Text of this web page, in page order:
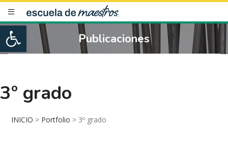
Open toolbar Publicaciones
3º grado
INICIO > Portfolio > 3º grado